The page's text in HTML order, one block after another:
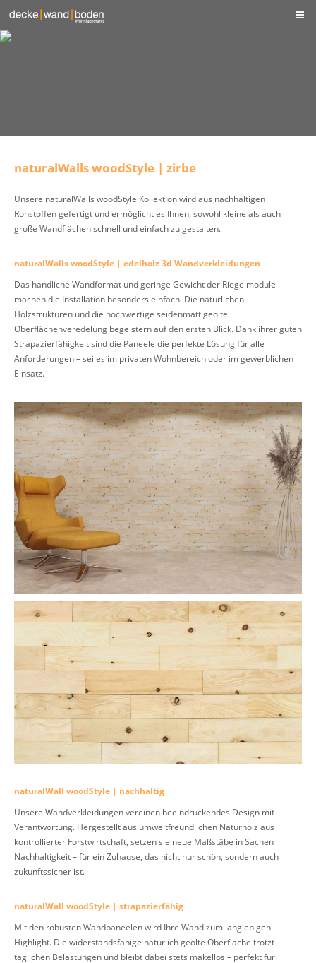
naturalWalls woodStyle | zirbe
Unsere naturalWalls woodStyle Kollektion wird aus nachhaltigen
Rohstoffen gefertigt und ermöglicht es Ihnen, sowohl kleine als auch
große Wandflächen schnell und einfach zu gestalten.
naturalWalls woodStyle | edelholz 3d Wandverkleidungen
Das handliche Wandformat und geringe Gewicht der Riegelmodule
machen die Installation besonders einfach. Die natürlichen
Holzstrukturen und die hochwertige seidenmatt geölte
Oberflächenveredelung begeistern auf den ersten Blick. Dank ihrer guten
Strapazierfähigkeit sind die Paneele die perfekte Lösung für alle
Anforderungen – sei es im privaten Wohnbereich oder im gewerblichen
Einsatz.
naturalWall woodStyle | nachhaltig
Unsere Wandverkleidungen vereinen beeindruckendes Design mit
Verantwortung. Hergestellt aus umweltfreundlichen Naturholz aus
kontrollierter Forstwirtschaft, setzen sie neue Maßstäbe in Sachen
Nachhaltigkeit – für ein Zuhause, das nicht nur schön, sondern auch
zukunftssicher ist.
naturalWall woodStyle | strapazierfähig
Mit den robusten Wandpaneelen wird Ihre Wand zum langlebigen
Highlight. Die widerstandsfähige naturlich geölte Oberfläche trotzt
täglichen Belastungen und bleibt dabei stets makellos – perfekt für